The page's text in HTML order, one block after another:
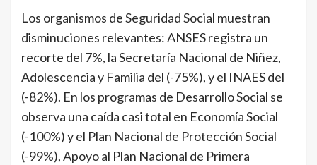
Los organismos de Seguridad Social muestran
disminuciones relevantes: ANSES registra un
recorte del 7%, la Secretaría Nacional de Niñez,
Adolescencia y Familia del (-75%), y el INAES del
(-82%). En los programas de Desarrollo Social se
observa una caída casi total en Economía Social
(-100%) y el Plan Nacional de Protección Social
(-99%), Apoyo al Plan Nacional de Primera